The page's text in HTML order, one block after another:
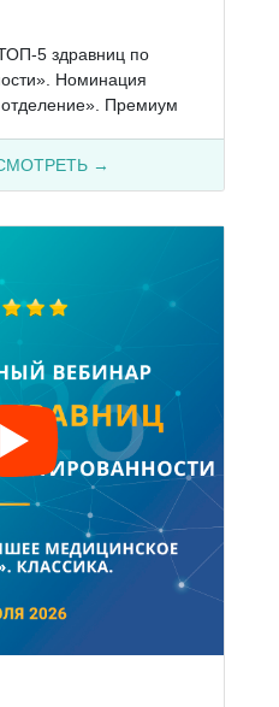
5 здравниц по
Номинация
Премиум
→